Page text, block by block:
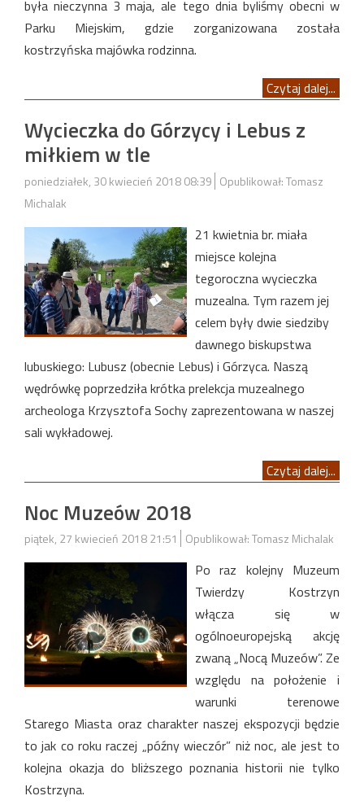
była nieczynna 3 maja, ale tego dnia byliśmy obecni w
Parku Miejskim, gdzie zorganizowana została
kostrzyńska majówka rodzinna.
Czytaj dalej...
Wycieczka do Górzycy i Lebus z
miłkiem w tle
poniedziałek, 30 kwiecień 2018 08:39 Opublikował: Tomasz
Michalak
21 kwietnia br. miała
miejsce kolejna
tegoroczna wycieczka
muzealna. Tym razem jej
celem były dwie siedziby
dawnego biskupstwa
lubuskiego: Lubusz (obecnie Lebus) i Górzyca. Naszą
wędrówkę poprzedziła krótka prelekcja muzealnego
archeologa Krzysztofa Sochy zaprezentowana w naszej
sali wykładowej.
Czytaj dalej...
Noc Muzeów 2018
piątek, 27 kwiecień 2018 21:51 Opublikował: Tomasz Michalak
Po raz kolejny Muzeum
Twierdzy Kostrzyn
włącza się w
ogólnoeuropejską akcję
zwaną „Nocą Muzeów”. Ze
względu na położenie i
warunki terenowe
Starego Miasta oraz charakter naszej ekspozycji będzie
to jak co roku raczej „późny wieczór” niż noc, ale jest to
kolejna okazja do bliższego poznania historii nie tylko
Kostrzyna.